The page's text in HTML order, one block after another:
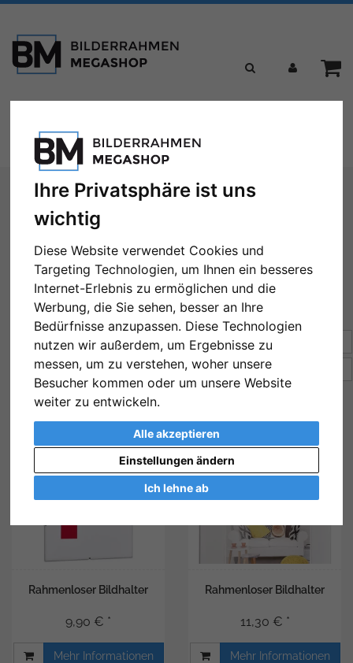
Ihre Privatsphäre ist uns
wichtig
Diese Website verwendet Cookies und
Targeting Technologien, um Ihnen ein besseres
Internet-Erlebnis zu ermöglichen und die
Werbung, die Sie sehen, besser an Ihre
Bedürfnisse anzupassen. Diese Technologien
nutzen wir außerdem, um Ergebnisse zu
messen, um zu verstehen, woher unsere
Besucher kommen oder um unsere Website
weiter zu entwickeln.
Alle akzeptieren
Ich lehne ab
Einstellungen ändern
navigation
Formate 40x50 cm
40x50 cm
← Zurück 1 2 3 4 5 ... 40 Weiter →
Sortierung:Preis
Artikel pro Seite12
Rahmenloser Bildhalter
9,90 € *
Mehr Informationen
Rahmenloser Bildhalter
11,30 € *
Mehr Informationen